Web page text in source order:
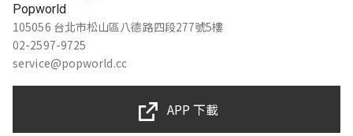
Popworld
105056 台北市松山區八德路四段277號5樓
02-2597-9725
service@popworld.cc
APP 下載